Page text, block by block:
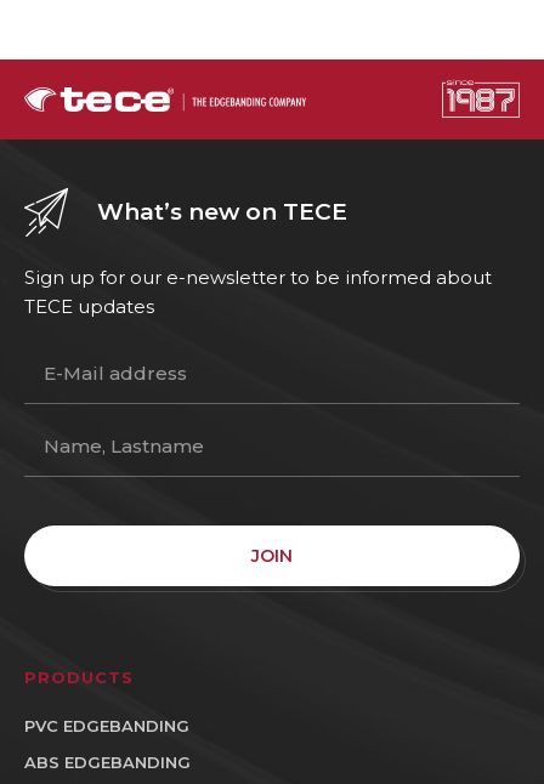
What’s new on TECE
Sign up for our e-newsletter to be informed about
TECE updates
JOIN
PRODUCTS
PVC EDGEBANDING
ABS EDGEBANDING